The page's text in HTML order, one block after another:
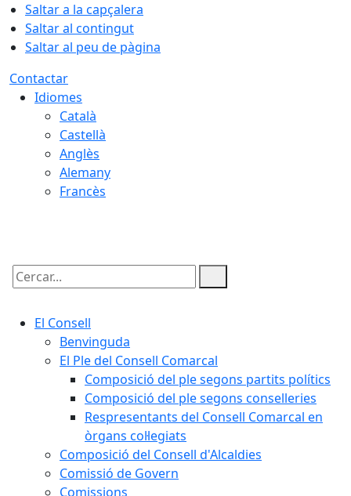
Saltar a la capçalera
Saltar al contingut
Saltar al peu de pàgina
Contactar
Idiomes
Català
Castellà
Anglès
Alemany
Francès
Cercar:
El Consell
Benvinguda
El Ple del Consell Comarcal
Composició del ple segons partits polítics
Composició del ple segons conselleries
Respresentants del Consell Comarcal en
òrgans col·legiats
Composició del Consell d'Alcaldies
Comissió de Govern
Comissions